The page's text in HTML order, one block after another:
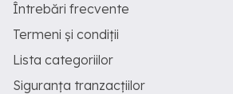
Întrebări frecvente
Termeni și condiții
Lista categoriilor
Siguranța tranzacțiilor